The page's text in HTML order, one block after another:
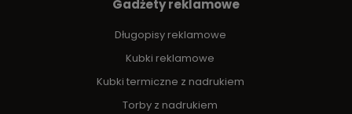
Gadżety reklamowe
Długopisy reklamowe
Kubki reklamowe
Kubki termiczne z nadrukiem
Torby z nadrukiem